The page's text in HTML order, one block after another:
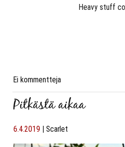
Heavy stuff
Ei kommentteja
Pitkästä aikaa
6.4.2019 | Scarlet